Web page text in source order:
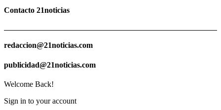
Contacto 21noticias
redaccion@21noticias.com
publicidad@21noticias.com
Welcome Back!
Sign in to your account